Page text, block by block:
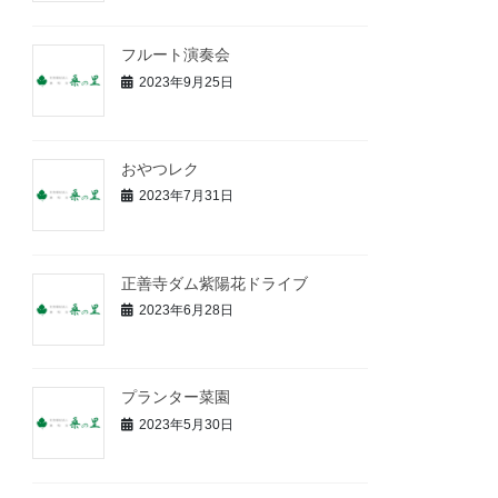
フルート演奏会
2023年9月25日
おやつレク
2023年7月31日
正善寺ダム紫陽花ドライブ
2023年6月28日
プランター菜園
2023年5月30日